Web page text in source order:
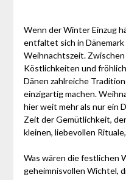
Wenn der Winter Einzug
entfaltet sich in Dänemark
Weihnachtszeit.
Köstlichkeiten und
Dänen zahlreiche
einzigartig machen.
hier weit mehr als nur ein
Zeit der Gemütlichkeit,
kleinen, liebevollen
Was wären die festlichen
geheimnisvollen Wichtel,